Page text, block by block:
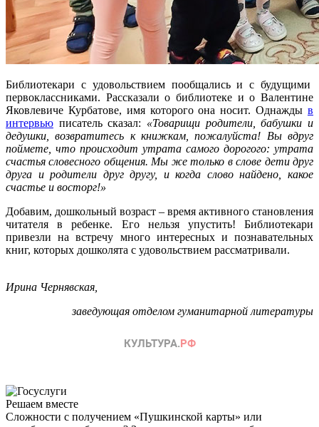
Библиотекари с удовольствием пообщались и с будущими
первоклассниками. Рассказали о библиотеке и о Валентине
Яковлевиче Курбатове, имя которого она носит. Однажды в
интервью писатель сказал: «Товарищи родители, бабушки и
дедушки, возвратитесь к книжкам, пожалуйста! Вы вдруг
поймете, что происходит утрата самого дорогого: утрата
счастья словесного общения. Мы же только в слове дети друг
друга и родители друг другу, и когда слово найдено, какое
счастье и восторг!»
Добавим, дошкольный возраст – время активного становления
читателя в ребенке. Его нельзя упустить! Библиотекари
привезли на встречу много интересных и познавательных
книг, которых дошколята с удовольствием рассматривали.
Ирина Чернявская,
заведующая отделом гуманитарной литературы
Решаем вместе
Сложности с получением «Пушкинской карты» или